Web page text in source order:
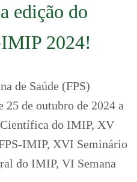
edição do
2024!
de Saúde (FPS)
25 de outubro de 2024 a
do IMIP, XV
IMIP, XVI Seminário
do IMIP, VI Semana